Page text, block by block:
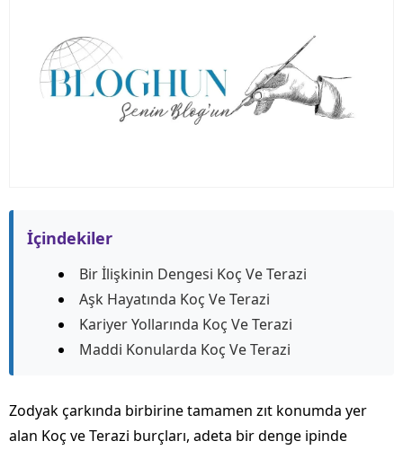
İçindekiler
Bir İlişkinin Dengesi Koç Ve Terazi
Aşk Hayatında Koç Ve Terazi
Kariyer Yollarında Koç Ve Terazi
Maddi Konularda Koç Ve Terazi
Zodyak çarkında birbirine tamamen zıt konumda yer
alan Koç ve Terazi burçları, adeta bir denge ipinde